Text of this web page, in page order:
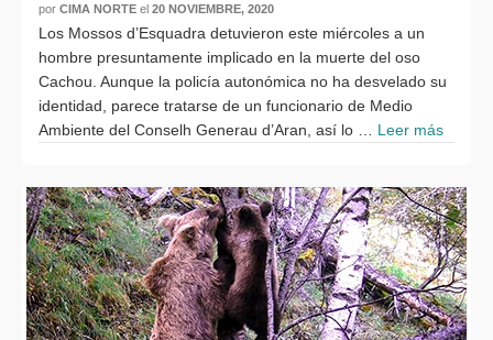
por CIMA NORTE el 20 NOVIEMBRE, 2020
Los Mossos d’Esquadra detuvieron este miércoles a un
hombre presuntamente implicado en la muerte del oso
Cachou. Aunque la policía autonómica no ha desvelado su
identidad, parece tratarse de un funcionario de Medio
Ambiente del Conselh Generau d’Aran, así lo … Leer más